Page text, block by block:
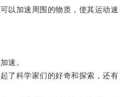
加速周围的物质，使其运动速
速。
科学家们的好奇和探索，还有